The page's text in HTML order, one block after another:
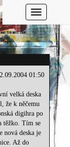
Toggle
01:50
velká deska
že k něčemu
digihra po
těžko. Tím se
nová deska je
Až do